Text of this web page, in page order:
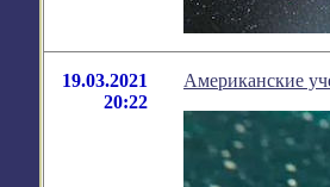
19.03.2021
20:22
Американские